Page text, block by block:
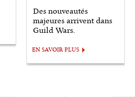
Des nouveautés
majeures arrivent dans
Guild Wars.
EN SAVOIR PLUS